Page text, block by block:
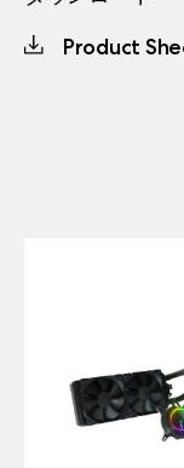
Product